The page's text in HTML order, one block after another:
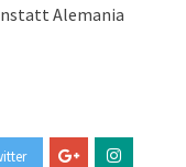
Alemania